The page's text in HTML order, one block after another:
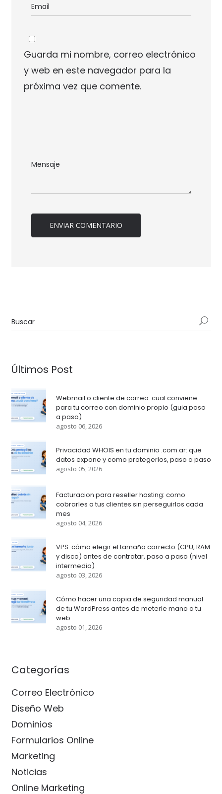
Guarda mi nombre, correo electrónico
y web en este navegador para la
próxima vez que comente.
Últimos Post
Webmail o cliente de correo: cual conviene
para tu correo con dominio propio (guia paso
a paso)
agosto 06, 2026
Privacidad WHOIS en tu dominio .com.ar: que
datos expone y como protegerlos, paso a paso
agosto 05, 2026
Facturacion para reseller hosting: como
cobrarles a tus clientes sin perseguirlos cada
mes
agosto 04, 2026
VPS: cómo elegir el tamaño correcto (CPU, RAM
y disco) antes de contratar, paso a paso (nivel
intermedio)
agosto 03, 2026
Cómo hacer una copia de seguridad manual
de tu WordPress antes de meterle mano a tu
web
agosto 01, 2026
Categorías
Correo Electrónico
Diseño Web
Dominios
Formularios Online
Marketing
Noticias
Online Marketing